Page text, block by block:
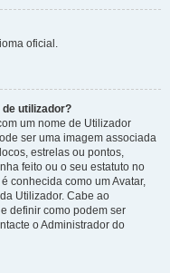
oficial.
de utilizador?
um nome de Utilizador
ser uma imagem associada
estrelas ou pontos,
feito ou o seu estatuto no
conhecida como um Avatar,
Utilizador. Cabe ao
definir como podem ser
o Administrador do